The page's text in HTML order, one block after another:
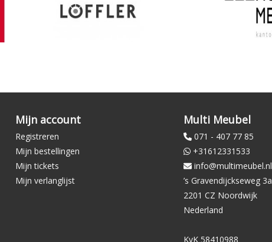
Mijn account
Registreren
Mijn bestellingen
Mijn tickets
Mijn verlanglijst
Multi Meubel
071 - 407 77 85
+31612331533
info@multimeubel.nl
’s Gravendijckseweg 3a
2201 CZ Noordwijk
Nederland
KvK 58410988